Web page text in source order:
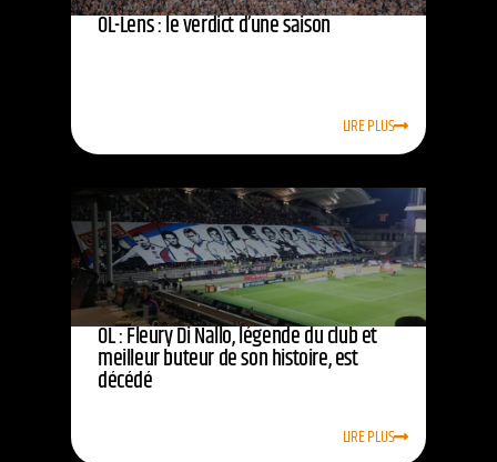
OL-Lens : le verdict d’une saison
LIRE PLUS
OL : Fleury Di Nallo, légende du club et
meilleur buteur de son histoire, est
décédé
LIRE PLUS